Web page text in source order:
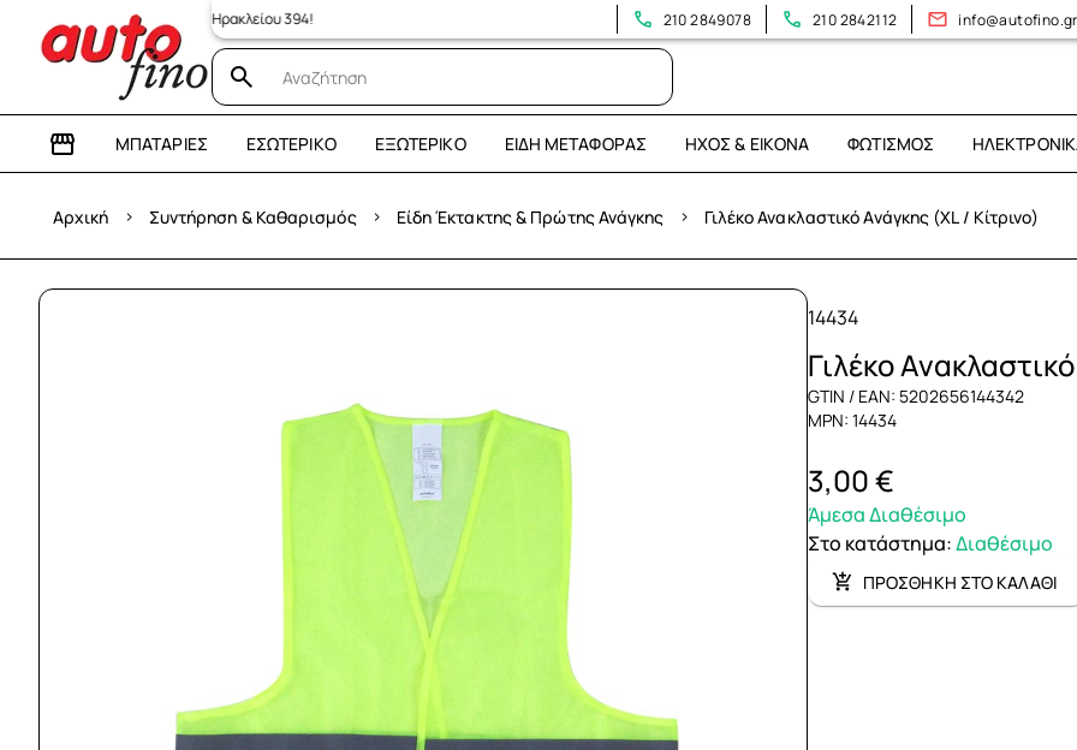
Λεωφόρος Ηρακλείου 394! 210 2849078 210 2842112 info@autofino.gr
ΜΠΑΤΑΡΊΕΣ ΕΣΩΤΕΡΙΚΌ ΕΞΩΤΕΡΙΚΌ ΕΊΔΗ ΜΕΤΑΦΟΡΆΣ ΉΧΟΣ & ΕΙΚΌΝΑ ΦΩΤΙΣΜΌΣ
Αρχική › Συντήρηση & Καθαρισμός › Είδη Έκτακτης & Πρώτης Ανάγκης › Γιλέκο Ανακλαστικό Ανάγκης (XL / Κίτρινο)
14434
Γιλέκο
GTIN / EAN: 5202656144342
MPN: 14434
3,00 €
Άμεσα Διαθέσιμο
Στο κατάστημα:Διαθέσιμο
ΠΡΟΣΘΗΚΗ ΣΤΟ ΚΑΛΑΘΙ